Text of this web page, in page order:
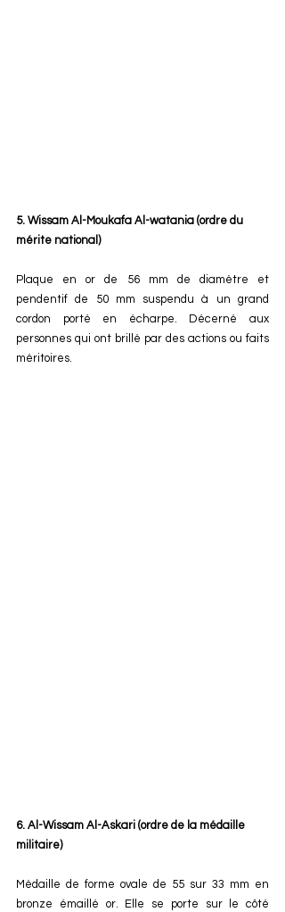
5. Wissam Al-Moukafa Al-watania (ordre du
mérite national)
Plaque en or de 56 mm de diamètre et
pendentif de 50 mm suspendu à un grand
cordon porté en écharpe. Décerné aux
personnes qui ont brillé par des actions ou faits
méritoires.
6. Al-Wissam Al-Askari (ordre de la médaille
militaire)
Médaille de forme ovale de 55 sur 33 mm en
bronze émaillé or. Elle se porte sur le côté